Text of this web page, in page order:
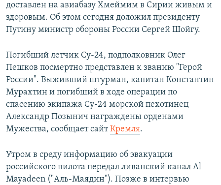
доставлен на авиабазу Хмеймим в Сирии живым и
здоровым. Об этом сегодня доложил президенту
Путину министр обороны России Сергей Шойгу.
Погибший летчик Су-24, подполковник Олег
Пешков посмертно представлен к званию "Герой
России". Выживший штурман, капитан Константин
Мурахтин и погибший в ходе операции по
спасению экипажа Су-24 морской пехотинец
Александр Позынич награждены орденами
Мужества, сообщает сайтКремля.
Утром в среду информацию об эвакуации
российского пилота передал ливанский канал Al
Mayadeen ("Аль-Маядин"). Позже в интервью